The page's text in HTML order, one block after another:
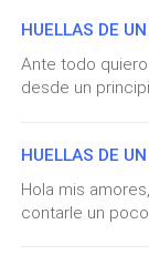
HUELLAS DE
Ante todo
desde un
constante que
cuando las
todo el que
historia, a los
Hola mis
contarle un